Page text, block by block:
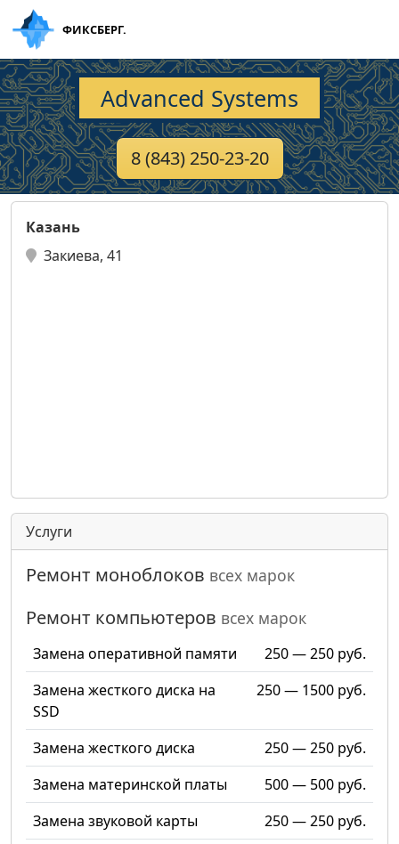
ФИКСБЕРГ.
Advanced Systems
8 (843) 250-23-20
Казань
Закиева, 41
Услуги
Ремонт моноблоков всех марок
Ремонт компьютеров всех марок
Замена оперативной памяти
250 — 250 руб.
Замена жесткого диска на
SSD
250 — 1500 руб.
Замена жесткого диска
250 — 250 руб.
Замена материнской платы
500 — 500 руб.
Замена звуковой карты
250 — 250 руб.